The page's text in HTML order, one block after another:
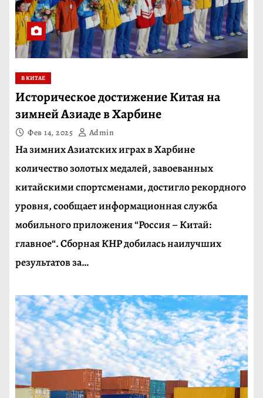
В КИТАЕ
Историческое достижение Китая на
зимней Азиаде в Харбине
Фев 14, 2025 Admin
На зимних Азиатских играх в Харбине
количество золотых медалей, завоеванных
китайскими спортсменами, достигло рекордного
уровня, сообщает информационная служба
мобильного приложения “Россия – Китай:
главное“. Сборная КНР добилась наилучших
результатов за…